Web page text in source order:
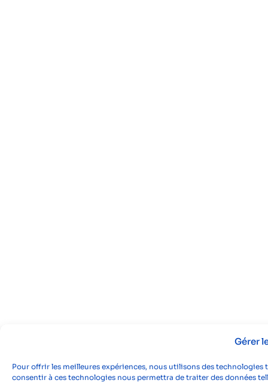
Gérer
Pour offrir les meilleures expériences, nous utilisons des
consentir à ces technologies nous permettra de traiter des données